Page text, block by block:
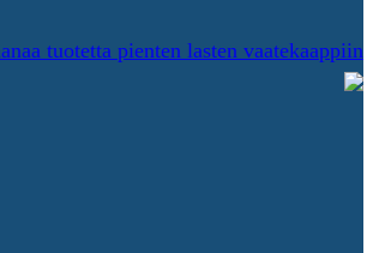
tuotetta pienten lasten vaatekaappiin